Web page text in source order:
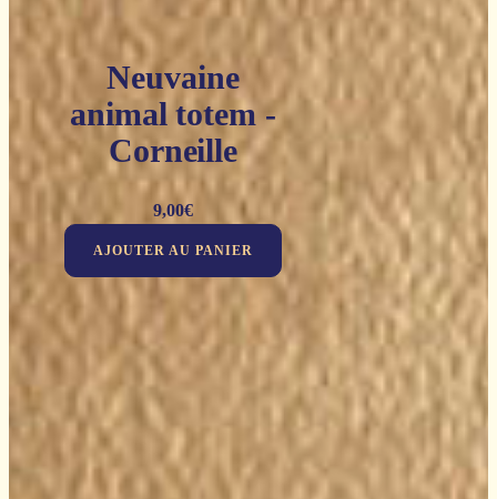
Neuvaine
animal totem -
Corneille
9,00€
AJOUTER AU PANIER